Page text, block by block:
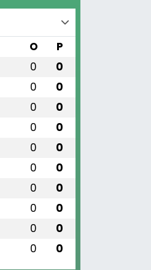
O P
0 0
0 0
0 0
0 0
0 0
0 0
0 0
0 0
0 0
0 0